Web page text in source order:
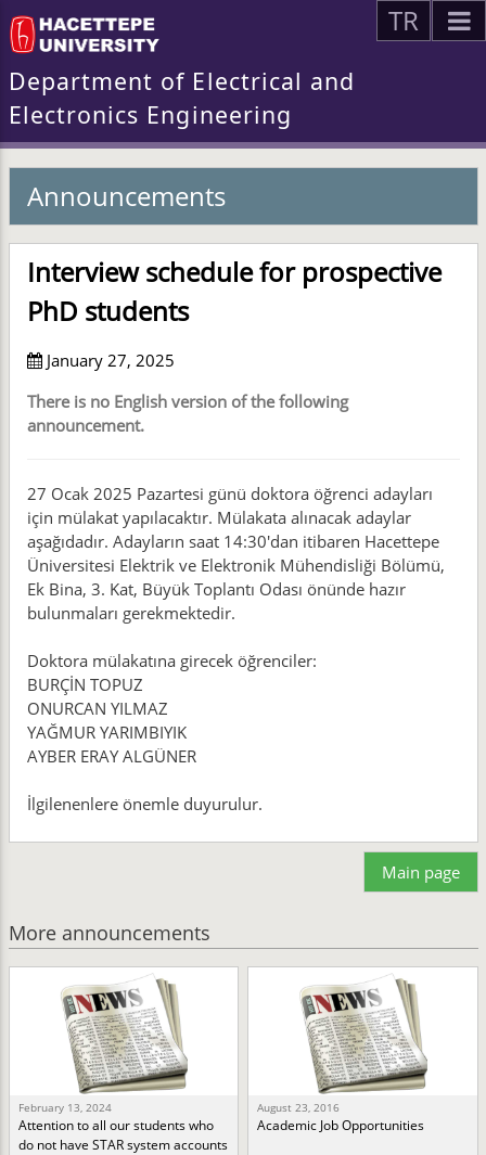
TR
Department of Electrical and
Electronics Engineering
Announcements
Interview schedule for prospective
PhD students
January 27, 2025
There is no English version of the following
announcement.
27 Ocak 2025 Pazartesi günü doktora öğrenci adayları
için mülakat yapılacaktır. Mülakata alınacak adaylar
aşağıdadır. Adayların saat 14:30'dan itibaren Hacettepe
Üniversitesi Elektrik ve Elektronik Mühendisliği Bölümü,
Ek Bina, 3. Kat, Büyük Toplantı Odası önünde hazır
bulunmaları gerekmektedir.
Doktora mülakatına girecek öğrenciler:
BURÇİN TOPUZ
ONURCAN YILMAZ
YAĞMUR YARIMBIYIK
AYBER ERAY ALGÜNER
İlgilenenlere önemle duyurulur.
Main page
More announcements
February 13, 2024
Attention to all our students who
do not have STAR system accounts
August 23, 2016
Academic Job Opportunities